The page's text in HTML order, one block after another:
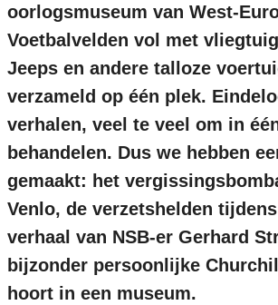
oorlogsmuseum van West-
Voetbalvelden vol met
Jeeps en andere talloze
verzameld op één plek.
verhalen, veel te veel om in
behandelen. Dus we hebben
gemaakt: het
Venlo, de verzetshelden
verhaal van NSB-er Gerhard
bijzonder persoonlijke
hoort in een museum.